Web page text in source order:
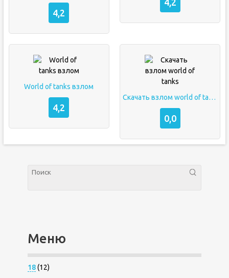
4,2
World of tanks взлом
4,2
Скачать взлом world of tanks
0,0
Меню
18(12)